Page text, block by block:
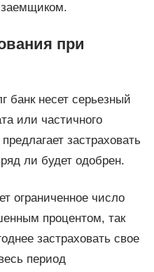
заемщиком.
при
банк несет серьезный
или частичного
застраховать
ли будет одобрен.
ограниченное число
процентом, так
застраховать свое
период